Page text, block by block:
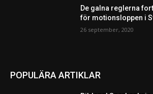
De galna reglerna
för motionsloppen i
26 september, 2020
POPULÄRA ARTIKLAR